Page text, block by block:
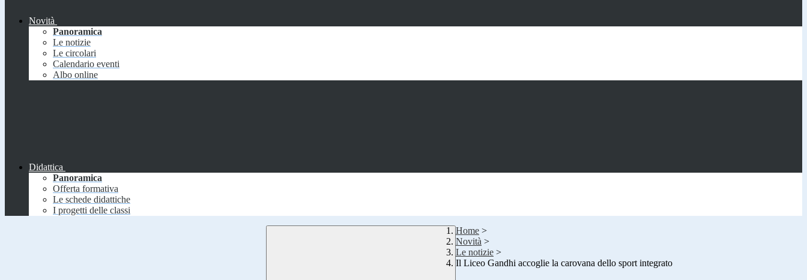
Novità
Panoramica
Le notizie
Le circolari
Calendario eventi
Albo online
Didattica
Panoramica
Offerta formativa
Le schede didattiche
I progetti delle classi
Home >
Novità >
Le notizie >
Il Liceo Gandhi accoglie la carovana dello sport integrato